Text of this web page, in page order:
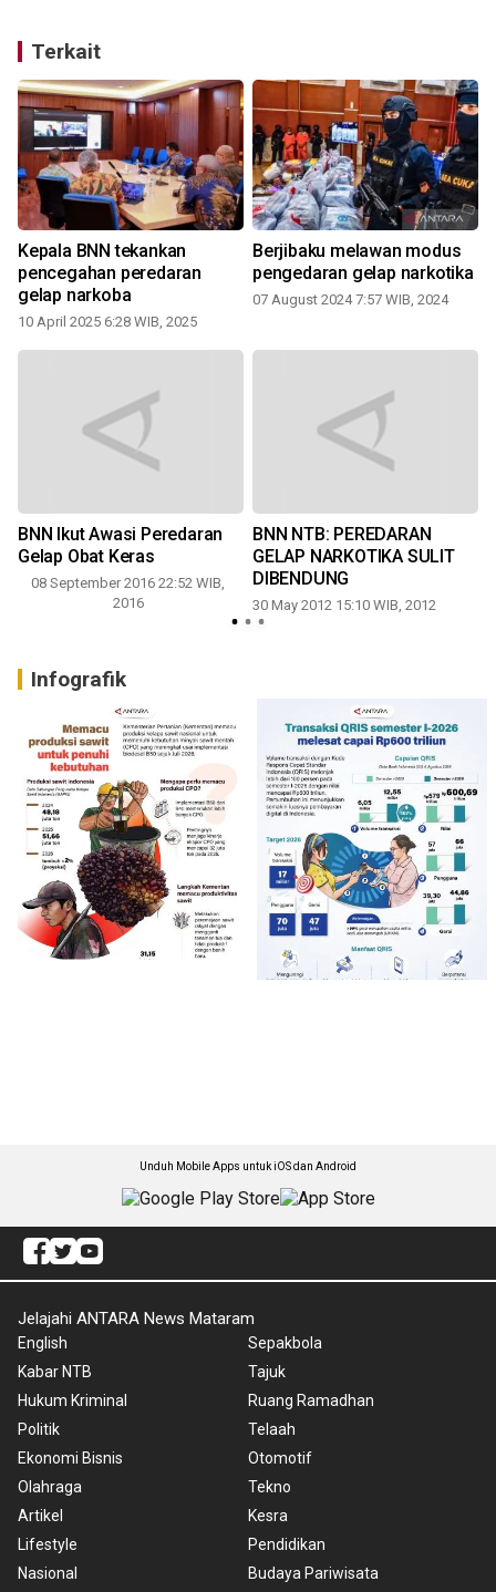
Terkait
Kepala BNN tekankan
pencegahan peredaran
gelap narkoba
10 April 2025 6:28 WIB, 2025
Berjibaku melawan modus
pengedaran gelap narkotika
07 August 2024 7:57 WIB, 2024
BNN Ikut Awasi Peredaran
Gelap Obat Keras
08 September 2016 22:52 WIB,
2016
BNN NTB: PEREDARAN
GELAP NARKOTIKA SULIT
DIBENDUNG
30 May 2012 15:10 WIB, 2012
Infografik
Unduh Mobile Apps untuk iOS dan Android
Jelajahi ANTARA News Mataram
English
Kabar NTB
Hukum Kriminal
Politik
Ekonomi Bisnis
Olahraga
Artikel
Lifestyle
Nasional
Sepakbola
Tajuk
Ruang Ramadhan
Telaah
Otomotif
Tekno
Kesra
Pendidikan
Budaya Pariwisata